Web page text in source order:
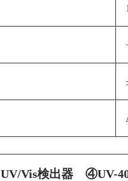
UV/Vis検出器 ④UV-